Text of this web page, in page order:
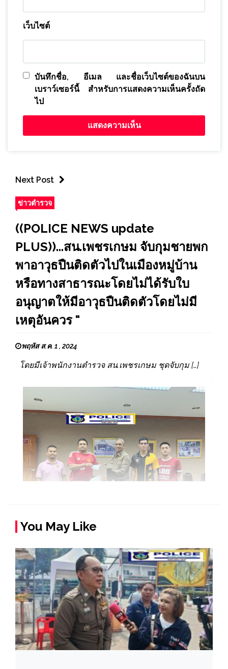
เว็บไซต์
บันทึกชื่อ, อีเมล และชื่อเว็บไซต์ของฉันบน
เบราว์เซอร์นี้ สำหรับการแสดงความเห็นครั้งถัด
ไป
Next Post
ข่าวตำรวจ
((POLICE NEWS update
PLUS))...สน.เพชรเกษม จับกุมชายพก
พาอาวุธปืนติดตัวไปในเมืองหมู่บ้าน
หรือทางสาธารณะโดยไม่ได้รับใบ
อนุญาตให้มีอาวุธปืนติดตัวโดยไม่มี
เหตุอันควร "
พฤหัส ส.ค. 1 , 2024
โดยมีเจ้าพนักงานตำรวจ สน.เพชรเกษม ชุดจับกุม […]
You May Like